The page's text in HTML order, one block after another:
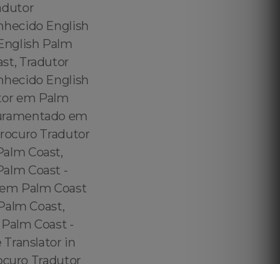
English
Palm
Tradutor
English
em Palm
em
Tradutor
Coast,
Coast -
Palm Coast
Coast,
Coast -
in
Tradutor